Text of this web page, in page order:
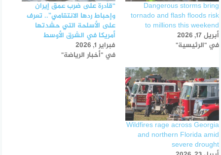
Dangerous storms bring
tornado and flash floods risk
to millions this weekend
أبريل 17, 2026
في "الرئيسية"
“قادرة على ضرب عمق إيران
وإحباط ردها الانتقامي”.. تعرف
على الأسلحة التي حشدتها
أمريكا في الشرق الأوسط
فبراير 1, 2026
في "أخبار الرياضة"
Wildfires rage across Georgia
and northern Florida amid
severe drought